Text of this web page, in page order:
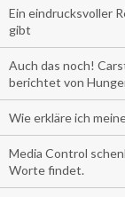
Ein eindrucksvoller
gibt
Auch das noch!
berichtet von
Wie erkläre ich
Media Control
Worte findet.